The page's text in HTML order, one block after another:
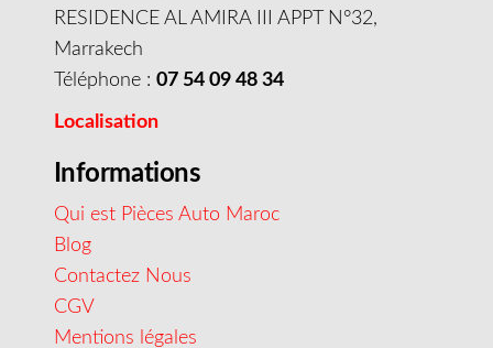
RESIDENCE AL AMIRA III APPT N°32,
Marrakech
Téléphone : 07 54 09 48 34
Localisation
Informations
Qui est Pièces Auto Maroc
Blog
Contactez Nous
CGV
Mentions légales